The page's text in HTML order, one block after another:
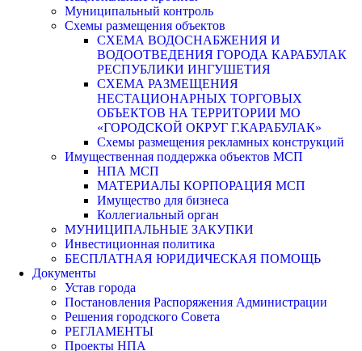
Муниципальный контроль
Схемы размещения объектов
СХЕМА ВОДОСНАБЖЕНИЯ И
ВОДООТВЕДЕНИЯ ГОРОДА КАРАБУЛАК
РЕСПУБЛИКИ ИНГУШЕТИЯ
СХЕМА РАЗМЕЩЕНИЯ
НЕСТАЦИОНАРНЫХ ТОРГОВЫХ
ОБЪЕКТОВ НА ТЕРРИТОРИИ МО
«ГОРОДСКОЙ ОКРУГ Г.КАРАБУЛАК»
Схемы размещения рекламных конструкций
Имущественная поддержка объектов МСП
НПА МСП
МАТЕРИАЛЫ КОРПОРАЦИЯ МСП
Имущество для бизнеса
Коллегиальный орган
МУНИЦИПАЛЬНЫЕ ЗАКУПКИ
Инвестиционная политика
БЕСПЛАТНАЯ ЮРИДИЧЕСКАЯ ПОМОЩЬ
Документы
Устав города
Постановления Распоряжения Администрации
Решения городского Совета
РЕГЛАМЕНТЫ
Проекты НПА